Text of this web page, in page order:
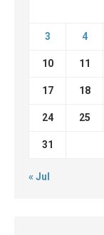
3 4
10 11
17 18
24 25
31
« Jul